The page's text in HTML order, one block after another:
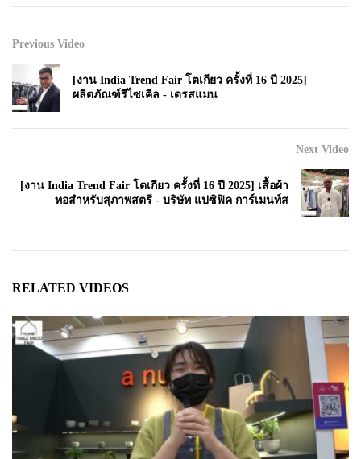
Previous Video
[งาน India Trend Fair โตเกียว ครั้งที่ 16 ปี 2025]
ผลิตภัณฑ์รีไซเคิล - เดรสแมน
Next Video
[งาน India Trend Fair โตเกียว ครั้งที่ 16 ปี 2025] เสื้อผ้า
ทอสำหรับสุภาพสตรี - บริษัท แปซิฟิค การ์เมนท์ส
RELATED VIDEOS